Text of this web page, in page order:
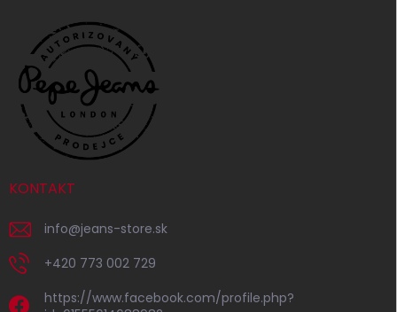
KONTAKT
info@jeans-store.sk
+420 773 002 729
https://www.facebook.com/profile.php?